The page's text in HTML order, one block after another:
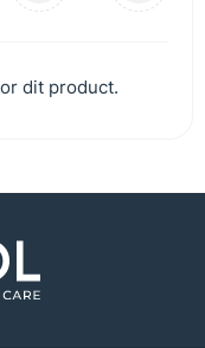
dit product.